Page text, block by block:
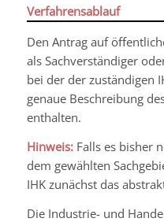
Verfahrensablauf
Den Antrag auf
als Sachverständiger
bei der der zuständigen
genaue Beschreibung
enthalten.
Hinweis:Falls es bisher
dem gewählten
IHK zunächst das
Die Industrie- und